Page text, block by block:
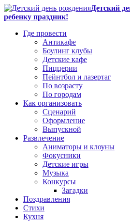
Детский
ребенку праздник!
Где провести
Антикафе
Боулинг клубы
Детские кафе
Пиццерии
Пейнтбол и лазертаг
По возрасту
По городам
Как организовать
Сценарий
Оформление
Выпускной
Развлечение
Аниматоры и клоуны
Фокусники
Детские игры
Музыка
Конкурсы
Загадки
Поздравления
Стихи
Кухня